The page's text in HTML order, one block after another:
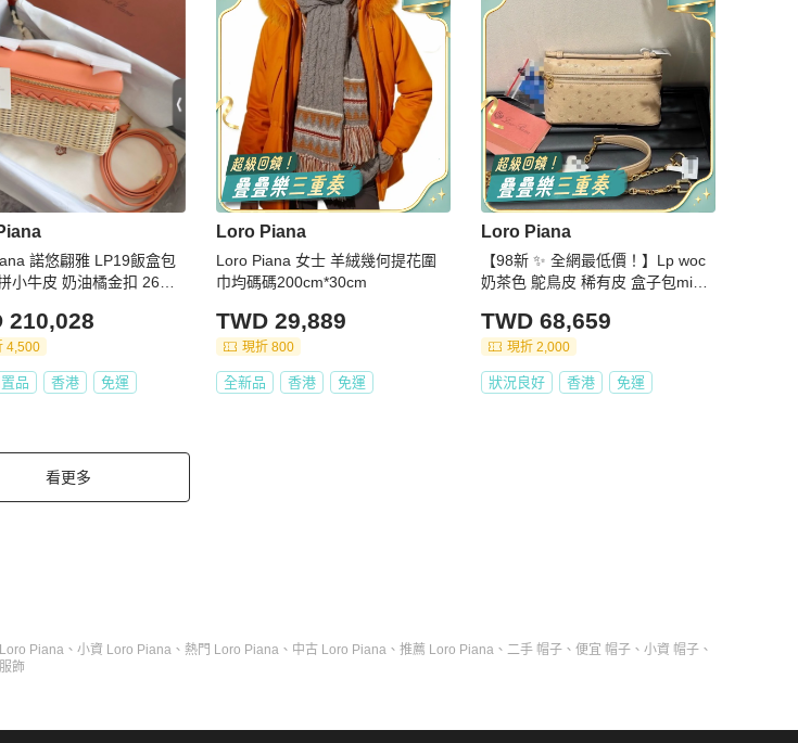
諾悠翩雅 LP19飯盒包
小牛皮 奶油橘金扣 26年
210,028
4,500
品 香港 免運
Loro Piana
Loro Piana 女士 羊絨幾何提花圍
巾均碼碼200cm*30cm
TWD 29,889
現折 800
全新品 香港 免運
Loro Piana
【98新 ✨ 全網最低價！】Lp woc
奶茶色 鴕鳥皮 稀有皮 盒子包mini
TWD 68,659
現折 2,000
狀況良好 香港 免運
看更多
Piana 、 小資 Loro Piana 、 熱門 Loro Piana 、 中古 Loro Piana 、 推薦 Loro Piana 、 二手 帽子 、 便宜 帽子 、 小資 帽子 、
飾